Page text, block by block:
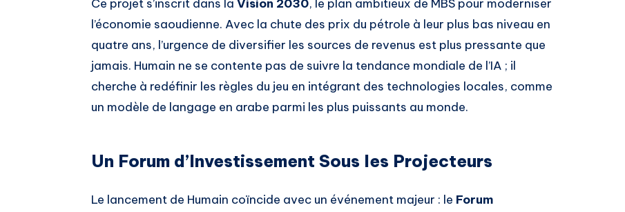
Ce projet s’inscrit dans la Vision 2030, le plan ambitieux de MBS pour moderniser
l’économie saoudienne. Avec la chute des prix du pétrole à leur plus bas niveau en
quatre ans, l’urgence de diversifier les sources de revenus est plus pressante que
jamais. Humain ne se contente pas de suivre la tendance mondiale de l’IA ; il
cherche à redéfinir les règles du jeu en intégrant des technologies locales, comme
un modèle de langage en arabe parmi les plus puissants au monde.
Un Forum d’Investissement Sous les Projecteurs
Le lancement de Humain coïncide avec un événement majeur : le Forum